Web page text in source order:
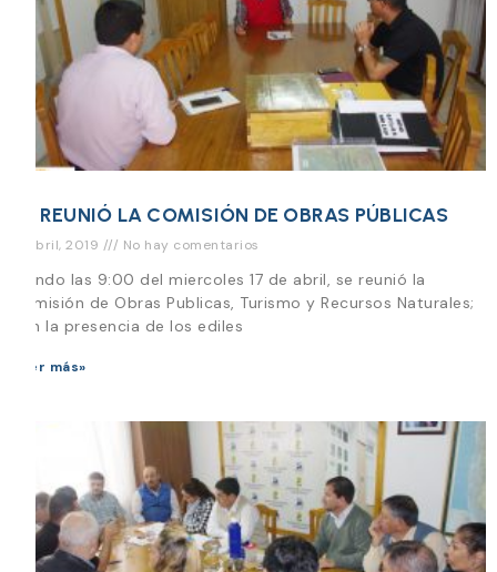
SE REUNIÓ LA COMISIÓN DE OBRAS PÚBLICAS
17 abril, 2019 No hay comentarios
Siendo las 9:00 del miercoles 17 de abril, se reunió la
Comisión de Obras Publicas, Turismo y Recursos Naturales;
con la presencia de los ediles
Leer más»